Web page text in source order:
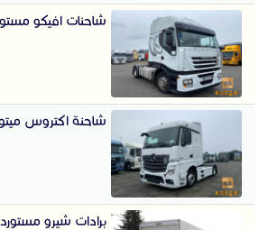
شاحنات افيكو
شاحنة اكتروس
برادات شيرو